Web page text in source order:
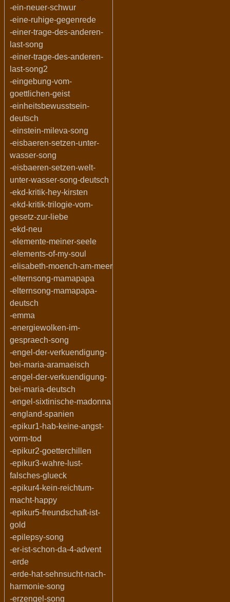
-ein-neuer-schwur
-eine-ruhige-gegenrede
-einer-trage-des-anderen-
last-song
-einer-trage-des-anderen-
last-song2
-eingebung-vom-
goettlichen-geist
-einheitsbewusstsein-
deutsch
-einstein-mileva-song
-eisbaeren-setzen-unter-
wasser-song
-eisbaeren-setzen-welt-
unter-wasser-song-deutsch
-ekd-kritik-hey-kirsten
-ekd-kritik-trilogie-vom-
gesetz-zur-liebe
-ekd-neu
-elemente-meiner-seele
-elements-of-my-soul
-elisabeth-moench-am-meer
-elternsong-mamapapa
-elternsong-mamapapa-
deutsch
-emma
-energiewolken-im-
gespraech-song
-engel-der-verkuendigung-
bei-maria-aramaeisch
-engel-der-verkuendigung-
bei-maria-deutsch
-engel-sixtinische-madonna
-england-spanien
-epikur1-hab-keine-angst-
vorm-tod
-epikur2-goetterchillen
-epikur3-wahre-lust-
falsches-glueck
-epikur4-kein-reichtum-
macht-happy
-epikur5-freundschaft-ist-
gold
-epilepsy-song
-er-ist-schon-da-4-advent
-erde
-erde-hat-sehnsucht-nach-
harmonie-song
-erzengel-song